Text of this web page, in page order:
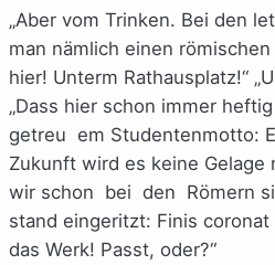
„Aber vom Trinken. Bei den
man nämlich einen
hier! Unterm Rathausplatz!“
„Dass hier schon immer
getreu em Studentenmotto:
Zukunft wird es keine Gelage
wir schon bei den Römern
stand eingeritzt: Finis coronat
das Werk! Passt, oder?“